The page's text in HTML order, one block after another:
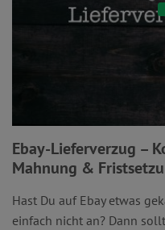
Ebay-Lieferverzug –
Mahnung &
Hast Du auf Ebay etwas
einfach nicht an? Dann